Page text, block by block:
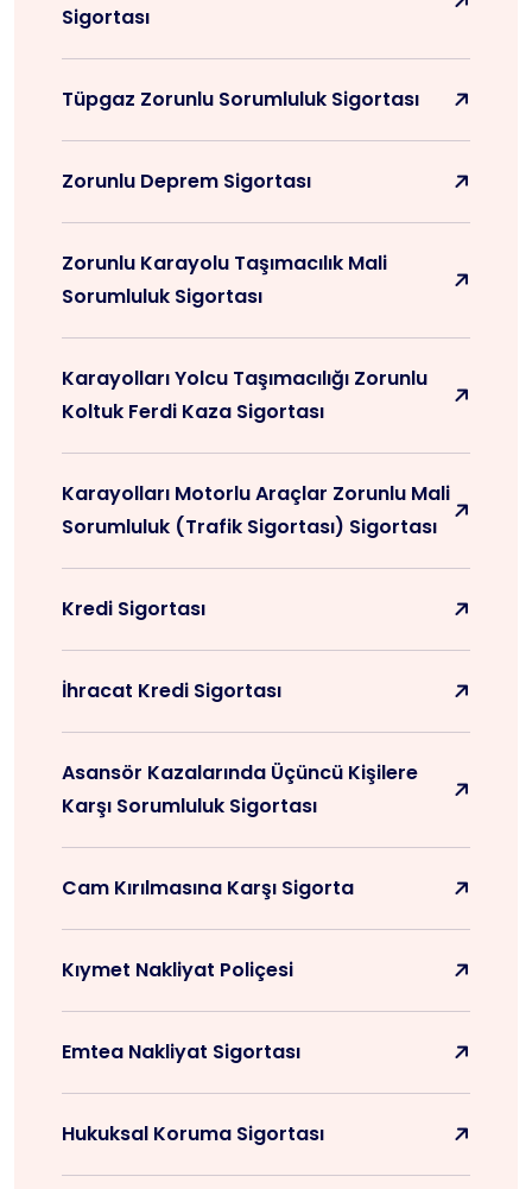
Sigortası
Tüpgaz Zorunlu Sorumluluk Sigortası
Zorunlu Deprem Sigortası
Zorunlu Karayolu Taşımacılık Mali
Sorumluluk Sigortası
Karayolları Yolcu Taşımacılığı Zorunlu
Koltuk Ferdi Kaza Sigortası
Karayolları Motorlu Araçlar Zorunlu Mali
Sorumluluk (Trafik Sigortası) Sigortası
Kredi Sigortası
İhracat Kredi Sigortası
Asansör Kazalarında Üçüncü Kişilere
Karşı Sorumluluk Sigortası
Cam Kırılmasına Karşı Sigorta
Kıymet Nakliyat Poliçesi
Emtea Nakliyat Sigortası
Hukuksal Koruma Sigortası